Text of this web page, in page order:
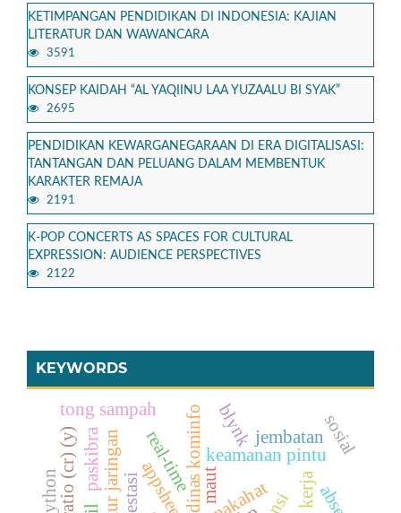
KETIMPANGAN PENDIDIKAN DI INDONESIA: KAJIAN
LITERATUR DAN WAWANCARA
3591
KONSEP KAIDAH “AL YAQIINU LAA YUZAALU BI SYAK”
2695
PENDIDIKAN KEWARGANEGARAAN DI ERA DIGITALISASI:
TANTANGAN DAN PELUANG DALAM MEMBENTUK
KARAKTER REMAJA
2191
K-POP CONCERTS AS SPACES FOR CULTURAL
EXPRESSION: AUDIENCE PERSPECTIVES
2122
KEYWORDS
appsheetdinas kominfo
real-time keamanan pintu
paskibra
tong sampah blynk jembatan
maut
python
sosial